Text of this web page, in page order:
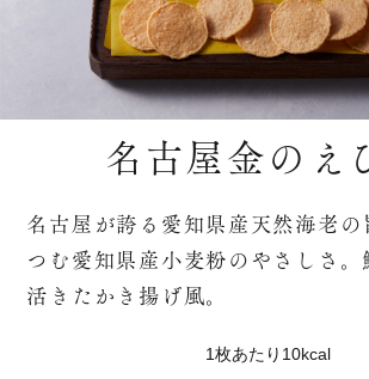
名古屋金のえ
名古屋が誇る愛知県産天然海老の
つむ愛知県産小麦粉のやさしさ
活きたかき揚げ風。
1枚あたり10kcal